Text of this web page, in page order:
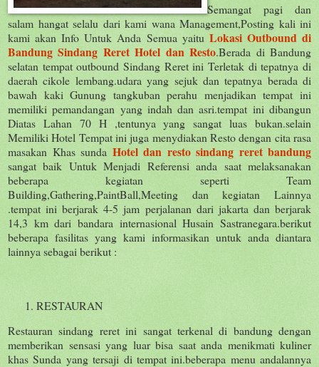
Semangat pagi dan
salam hangat selalu dari kami wana Management,Posting kali ini
kami akan Info Untuk Anda Semua yaitu Lokasi Outbound di
Bandung Sindang Reret Hotel dan Resto.Berada di Bandung
selatan tempat outbound Sindang Reret ini Terletak di tepatnya di
daerah cikole lembang.udara yang sejuk dan tepatnya berada di
bawah kaki Gunung tangkuban perahu menjadikan tempat ini
memiliki pemandangan yang indah dan asri.tempat ini dibangun
Diatas Lahan 70 H ,tentunya yang sangat luas bukan.selain
Memiliki Hotel Tempat ini juga menydiakan Resto dengan cita rasa
masakan Khas sunda Hotel dan resto sindang reret bandung
sangat baik Untuk Menjadi Referensi anda saat melaksanakan
beberapa kegiatan seperti Team
Building,Gathering,PaintBall,Meeting dan kegiatan Lainnya
.tempat ini berjarak 4-5 jam perjalanan dari jakarta dan berjarak
14,3 km dari bandara internasional Husain Sastranegara.berikut
beberapa fasilitas yang kami informasikan untuk anda diantara
lainnya sebagai berikut :
RESTAURAN
Restauran sindang reret ini sangat terkenal di bandung dengan
memberikan sensasi yang luar bisa saat anda menikmati kuliner
khas Sunda yang tersaji di tempat ini.beberapa menu andalannya